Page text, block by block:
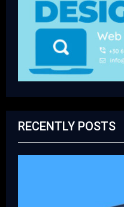
RECENTLY POSTS